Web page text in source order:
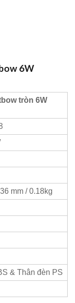
6W
tròn 6W
mm / 0.18kg
& Thân đèn PS